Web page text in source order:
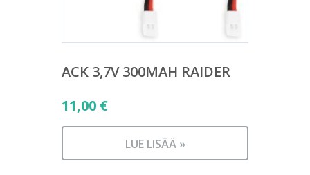
ACK 3,7V 300MAH RAIDER
11,00 €
LUE LISÄÄ »